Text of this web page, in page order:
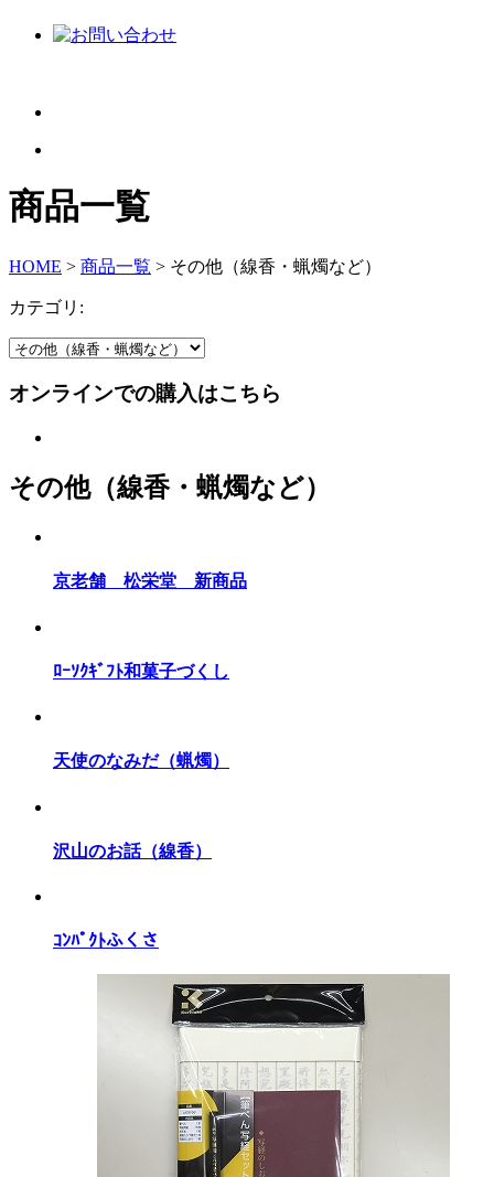
商品一覧
HOME > 商品一覧 > その他（線香・蝋燭など）
カテゴリ:
オンラインでの購入はこちら
その他（線香・蝋燭など）
京老舗 松栄堂 新商品
ﾛｰｿｸｷﾞﾌﾄ和菓子づくし
天使のなみだ（蝋燭）
沢山のお話（線香）
ｺﾝﾊﾟｸﾄふくさ